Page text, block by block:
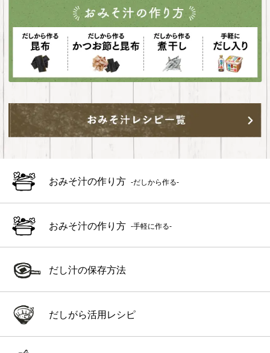
おみそ汁の作り方 -だしから作る-
おみそ汁の作り方 -手軽に作る-
だし汁の保存方法
だしがら活用レシピ